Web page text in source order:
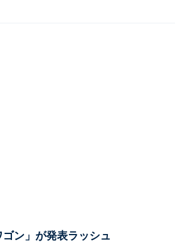
ゴン」が発表ラッシュ